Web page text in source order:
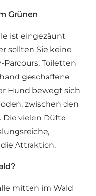
Grünen
ist eingezäunt
sollten Sie keine
Parcours, Toiletten
geschaffene
Hund bewegt sich
zwischen den
Die vielen Düfte
Attraktion.
mitten im Wald